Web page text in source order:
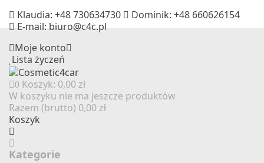
Klaudia: +48 730634730 Dominik: +48 660626154
E-mail: biuro@c4c.pl
Moje konto
Lista życzeń
0 Koszyk: 0,00 zł
W koszyku nie ma jeszcze produktów
Razem (brutto) 0,00 zł
Koszyk
Kategorie